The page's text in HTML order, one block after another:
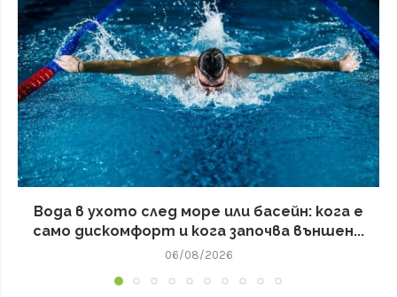
Вода в ухото след море или басейн: кога е
само дискомфорт и кога започва външен...
06/08/2026